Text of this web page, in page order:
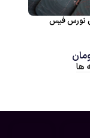
ها